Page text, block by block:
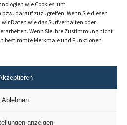
wie Cookies, um
darauf zuzugreifen. Wenn Sie diesen
Daten wie das Surfverhalten oder
Wenn Sie Ihre Zustimmung nicht
bestimmte Merkmale und Funktionen
Ablehnen
anzeigen